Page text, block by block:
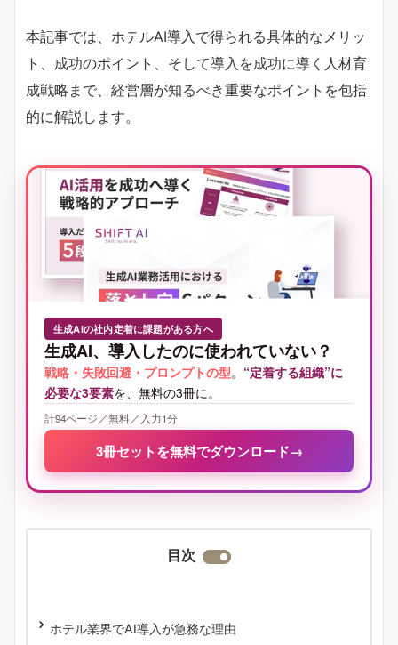
本記事では、ホテルAI導入で得られる具体的なメリッ
ト、成功のポイント、そして導入を成功に導く人材育
成戦略まで、経営層が知るべき重要なポイントを包括
的に解説します。
生成AIの社内定着に課題がある方へ
生成AI、導入したのに使われていない？
戦略・失敗回避・プロンプトの型。 “定着する組織”に
必要な3要素を、無料の3冊に。
計94ページ／無料／入力1分
3冊セットを無料でダウンロード→
目次
ホテル業界でAI導入が急務な理由